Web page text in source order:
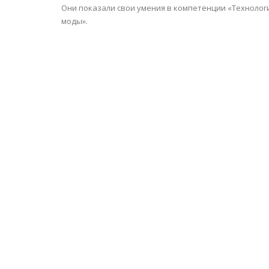
Они показали свои умения в компетенции
моды».